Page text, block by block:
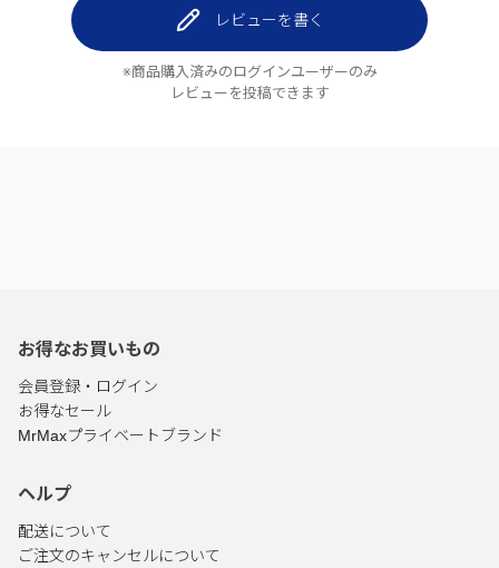
レビューを書く
※商品購入済みのログインユーザーのみ
レビューを投稿できます
お得なお買いもの
会員登録・ログイン
お得なセール
MrMaxプライベートブランド
ヘルプ
配送について
ご注文のキャンセルについて